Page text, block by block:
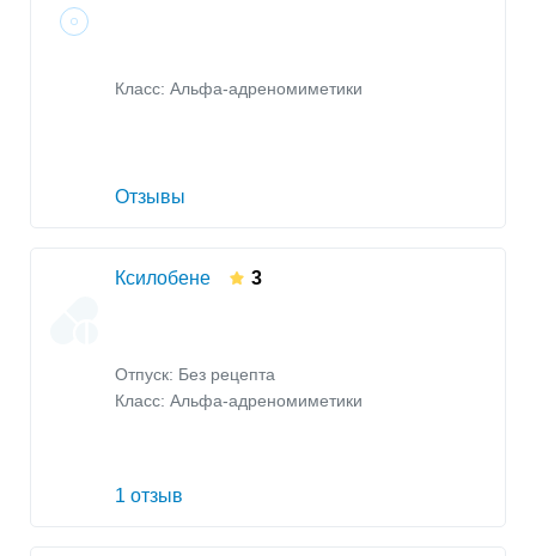
Класс: Альфа-адреномиметики
Отзывы
Ксилобене 3
Отпуск: Без рецепта
Класс: Альфа-адреномиметики
1 отзыв